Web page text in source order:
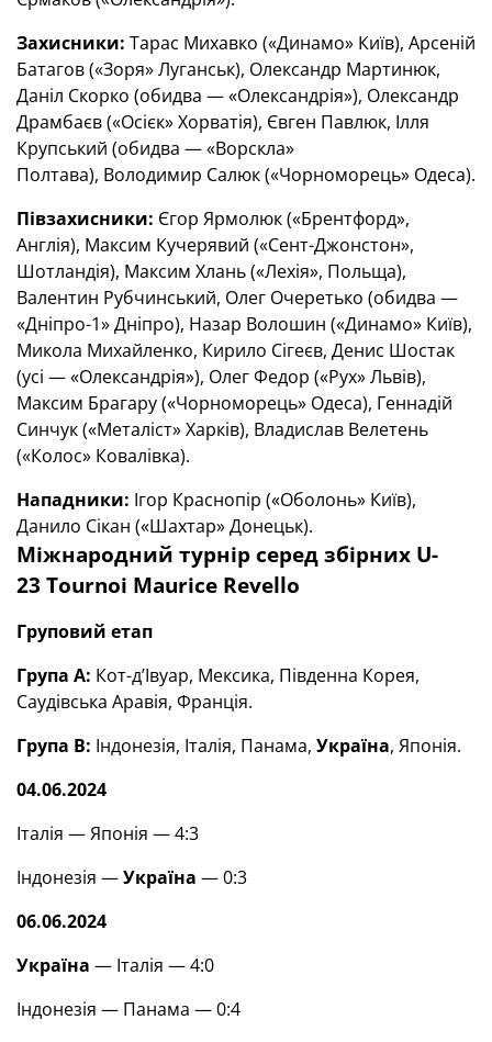
Захисники: Тарас Михавко («Динамо» Київ), Арсеній
Батагов («Зоря» Луганськ), Олександр Мартинюк,
Даніл Скорко (обидва — «Олександрія»), Олександр
Драмбаєв («Осієк» Хорватія), Євген Павлюк, Ілля
Крупський (обидва — «Ворскла»
Полтава), Володимир Салюк («Чорноморець» Одеса).
Півзахисники: Єгор Ярмолюк («Брентфорд»,
Англія), Максим Кучерявий («Сент-Джонстон»,
Шотландія), Максим Хлань («Лехія», Польща),
Валентин Рубчинський, Олег Очеретько (обидва —
«Дніпро-1» Дніпро), Назар Волошин («Динамо» Київ),
Микола Михайленко, Кирило Сігеєв, Денис Шостак
(усі — «Олександрія»), Олег Федор («Рух» Львів),
Максим Брагару («Чорноморець» Одеса), Геннадій
Синчук («Металіст» Харків), Владислав Велетень
(«Колос» Ковалівка).
Нападники: Ігор Краснопір («Оболонь» Київ),
Данило Сікан («Шахтар» Донецьк).
Міжнародний турнір серед збірних U-
23 Tournoi Maurice Revello
Груповий етап
Група А: Кот-д’Івуар, Мексика, Південна Корея,
Саудівська Аравія, Франція.
Група В: Індонезія, Італія, Панама, Україна, Японія.
04.06.2024
Італія — Японія — 4:3
Індонезія —Україна — 0:3
06.06.2024
Україна — Італія — 4:0
Індонезія — Панама — 0:4